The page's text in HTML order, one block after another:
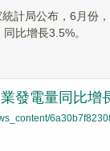
統計局公布，6月
比增長3.5%。
發電量同比增